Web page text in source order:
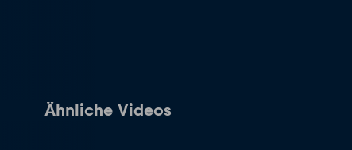
Ähnliche Videos